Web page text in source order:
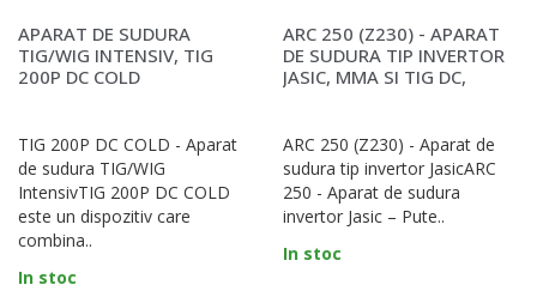
APARAT DE SUDURA
TIG/WIG INTENSIV, TIG
200P DC COLD
TIG 200P DC COLD - Aparat
de sudura TIG/WIG
IntensivTIG 200P DC COLD
este un dispozitiv care
combina..
In stoc
ARC 250 (Z230) - APARAT
DE SUDURA TIP INVERTOR
JASIC, MMA SI TIG DC,
ARC 250 (Z230) - Aparat de
sudura tip invertor JasicARC
250 - Aparat de sudura
invertor Jasic – Pute..
In stoc